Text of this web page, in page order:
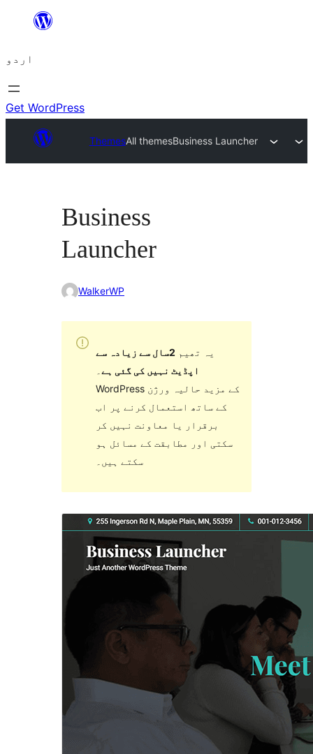
چھوڑیں
پر
جائیں
اردو
Get WordPress
ThemesAll themesBusiness Launcher
Business
Launcher
WalkerWP
یہ تھیم
2سال سے زیادہ سے
اپڈیٹ نہیں کی گئی ہے
WordPress کے مزید حالیہ ورژن
کے ساتھ استعمال کرنے پر اب
برقرار یا معاونت نہیں کر
سکتی اور مطابقت کے مسائل ہو
سکتے ہیں۔